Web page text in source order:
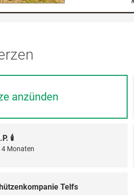
anzünden
🕯
4 Monaten
Telfs